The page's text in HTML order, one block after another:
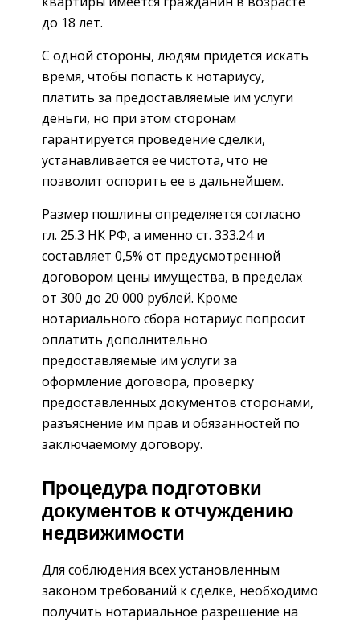
до 18 лет.
С одной стороны, людям придется искать
время, чтобы попасть к нотариусу,
платить за предоставляемые им услуги
деньги, но при этом сторонам
гарантируется проведение сделки,
устанавливается ее чистота, что не
позволит оспорить ее в дальнейшем.
Размер пошлины определяется согласно
гл. 25.3 НК РФ, а именно ст. 333.24 и
составляет 0,5% от предусмотренной
договором цены имущества, в пределах
от 300 до 20 000 рублей. Кроме
нотариального сбора нотариус попросит
оплатить дополнительно
предоставляемые им услуги за
оформление договора, проверку
предоставленных документов сторонами,
разъяснение им прав и обязанностей по
заключаемому договору.
Процедура подготовки
документов к отчуждению
недвижимости
Для соблюдения всех установленным
законом требований к сделке, необходимо
получить нотариальное разрешение на